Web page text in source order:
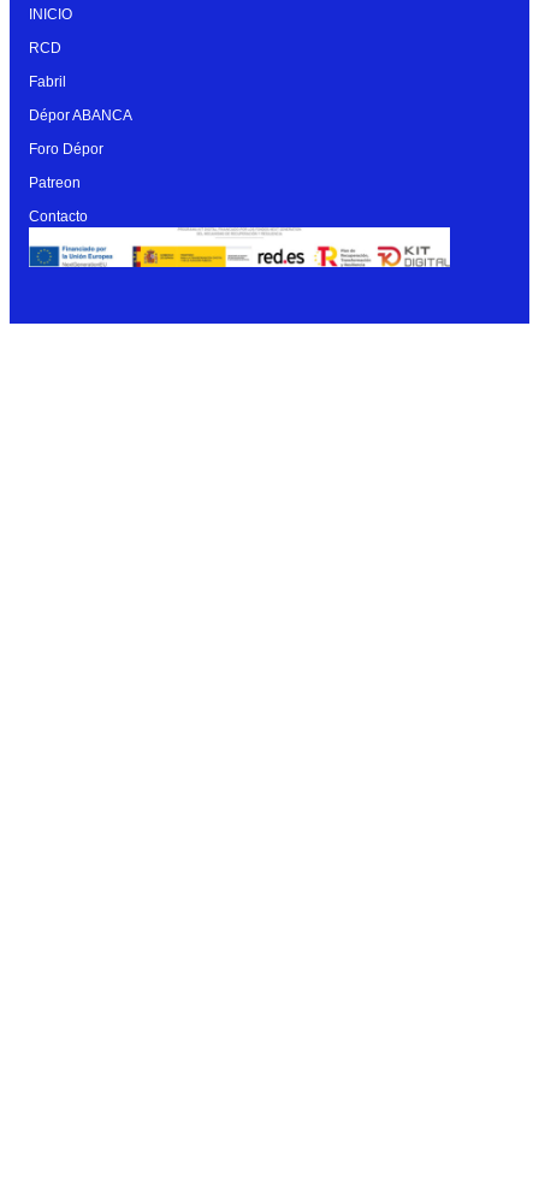
INICIO
RCD
Fabril
Dépor ABANCA
Foro Dépor
Patreon
Contacto